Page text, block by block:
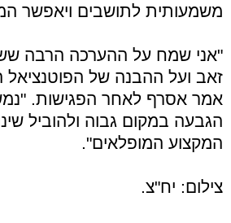
משמעותית לתושבים ויאפשר
"אני שמח על ההערכה הרבה
זאב ועל ההבנה של הפוטנציאל
אמר אסרף לאחר הפגישות.
הגבעה במקום גבוה ולהוביל
המקצוע המופלאים".
צילום: יח"צ.